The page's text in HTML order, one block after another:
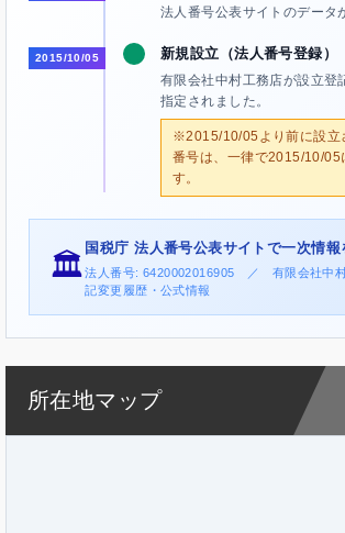
法人番号公表サイトのデータ
2015/10/05 新規設立（法人番号登録）
有限会社中村工務店が設立登
指定されました。
※2015/10/05より前に設立
番号は、一律で2015/10/05
す。
🏛️
国税庁 法人番号公表サイトで一次情報
法人番号: 6420002016905 ／ 有限会社中
記変更履歴・公式情報
所在地マップ